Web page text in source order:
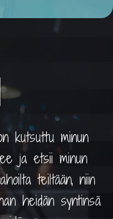
kutsuttu minun
ja etsii minun
teiltään, niin
heidän syntinsä